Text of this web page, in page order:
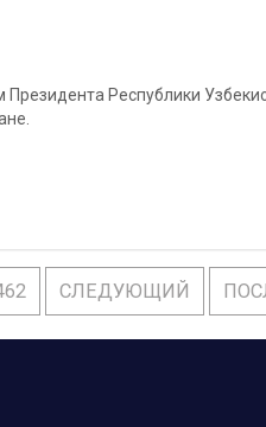
Президента Республики
СЛЕДУЮЩИЙ